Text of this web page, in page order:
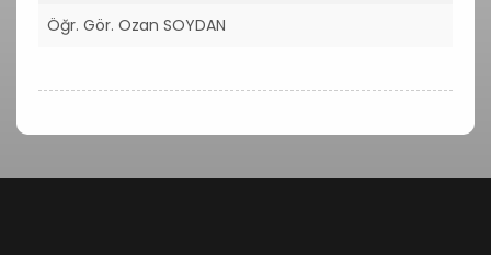
Öğr. Gör. Ozan SOYDAN